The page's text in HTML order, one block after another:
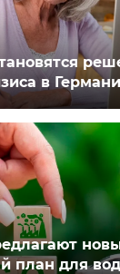
в
план для